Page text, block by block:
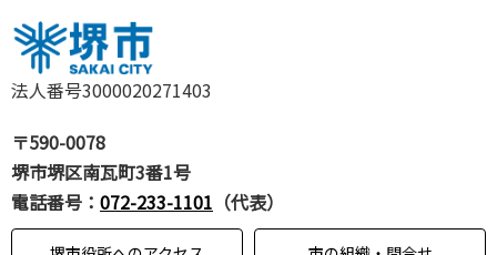
法人番号3000020271403
〒590-0078
堺市堺区南瓦町3番1号
電話番号： 072-233-1101 （代表）